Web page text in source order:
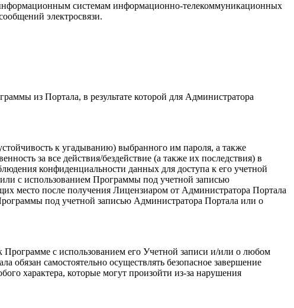
информационным системам информационно-телекоммуникационных
электросвязи.
из Портала, в результате которой для Администратора
к угадыванию) выбранного им пароля, а также
за все действия/бездействие (а также их последствия) в
конфиденциальности данных для доступа к его учетной
с использованием Программы под учетной записью
место после получения Лицензиаром от Администратора Портала
под учетной записью Администратора Портала или о
с использованием его Учетной записи и/или о любом
самостоятельно осуществлять безопасное завершение
характера, которые могут произойти из-за нарушения